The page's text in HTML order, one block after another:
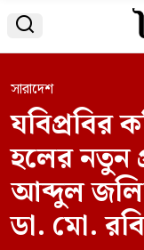

সারাদেশ
যবিপ্রবির
হলের নতুন
আব্দুল
ডা. মো.